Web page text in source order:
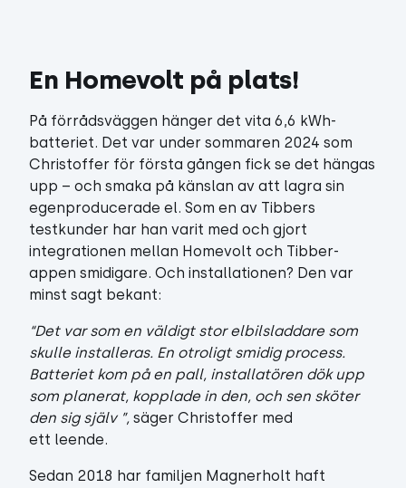
En Homevolt på plats!
På förrådsväggen hänger det vita 6,6 kWh-
batteriet. Det var under sommaren 2024 som
Christoffer för första gången fick se det hängas
upp – och smaka på känslan av att lagra sin
egenproducerade el. Som en av Tibbers
testkunder har han varit med och gjort
integrationen mellan Homevolt och Tibber-
appen smidigare. Och installationen? Den var
minst sagt bekant:
“Det var som en väldigt stor elbilsladdare som
skulle installeras. En otroligt smidig process.
Batteriet kom på en pall, installatören dök upp
som planerat, kopplade in den, och sen sköter
den sig själv ”, säger Christoffer med
ett leende.
Sedan 2018 har familjen Magnerholt haft